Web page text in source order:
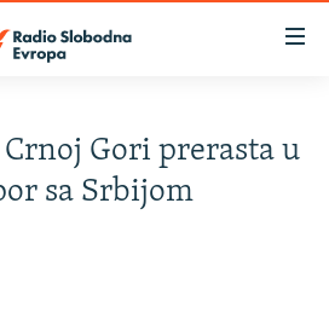
Gori prerasta u
sa Srbijom